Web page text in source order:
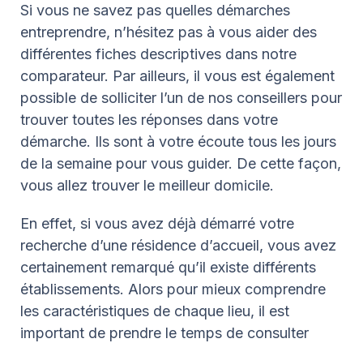
Si vous ne savez pas quelles démarches
entreprendre, n’hésitez pas à vous aider des
différentes fiches descriptives dans notre
comparateur. Par ailleurs, il vous est également
possible de solliciter l’un de nos conseillers pour
trouver toutes les réponses dans votre
démarche. Ils sont à votre écoute tous les jours
de la semaine pour vous guider. De cette façon,
vous allez trouver le meilleur domicile.
En effet, si vous avez déjà démarré votre
recherche d’une résidence d’accueil, vous avez
certainement remarqué qu’il existe différents
établissements. Alors pour mieux comprendre
les caractéristiques de chaque lieu, il est
important de prendre le temps de consulter